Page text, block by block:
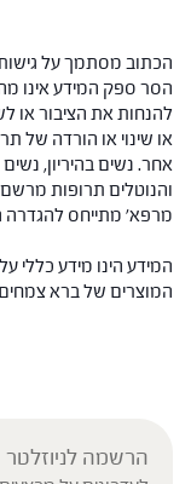
הכתוב מסתמך על גישות
הסר ספק המידע אינו
להנחות את הציבור או
או שינוי או הורדה של
אחר. נשים בהיריון,
והנוטלים תרופות
מרפא' מתייחס
המידע הינו מידע כללי
המוצרים של ברא
הרשמה לניוזלטר